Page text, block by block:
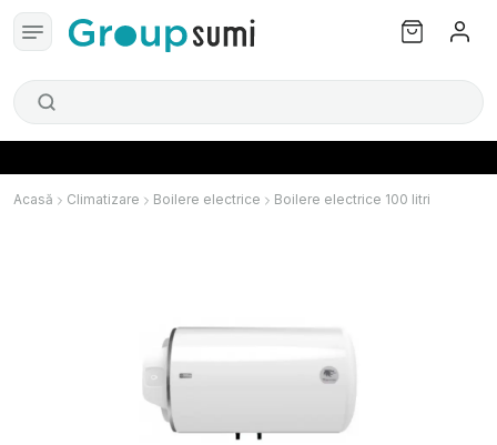
Acasă Climatizare Boilere electrice Boilere electrice 100 litri